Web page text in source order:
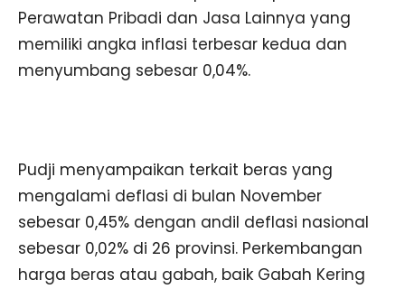
Perawatan Pribadi dan Jasa Lainnya yang
memiliki angka inflasi terbesar kedua dan
menyumbang sebesar 0,04%.
Pudji menyampaikan terkait beras yang
mengalami deflasi di bulan November
sebesar 0,45% dengan andil deflasi nasional
sebesar 0,02% di 26 provinsi. Perkembangan
harga beras atau gabah, baik Gabah Kering